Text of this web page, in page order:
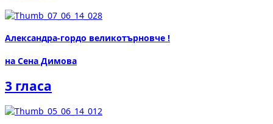
Александра-гордо великотърновче !
на Сена Димова
3 гласа